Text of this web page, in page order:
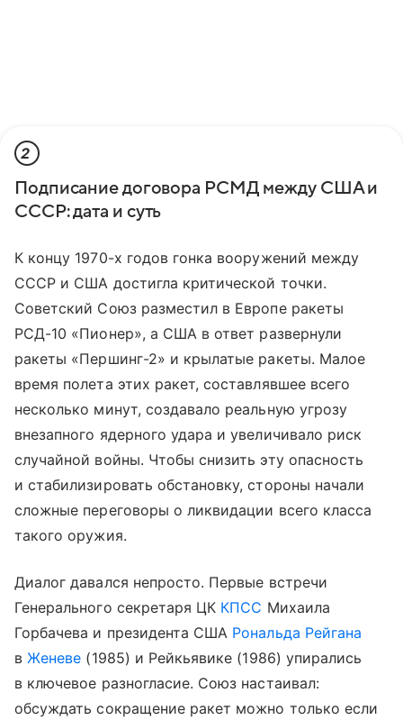
2
Подписание договора РСМД между США и
СССР: дата и суть
К концу 1970-х годов гонка вооружений между
СССР и США достигла критической точки.
Советский Союз разместил в Европе ракеты
РСД-10 «Пионер», а США в ответ развернули
ракеты «Першинг-2» и крылатые ракеты. Малое
время полета этих ракет, составлявшее всего
несколько минут, создавало реальную угрозу
внезапного ядерного удара и увеличивало риск
случайной войны. Чтобы снизить эту опасность
и стабилизировать обстановку, стороны начали
сложные переговоры о ликвидации всего класса
такого оружия.
Диалог давался непросто. Первые встречи
Генерального секретаря ЦК КПСС Михаила
Горбачева и президента США Рональда Рейгана
вЖеневе (1985) и Рейкьявике (1986) упирались
в ключевое разногласие. Союз настаивал:
обсуждать сокращение ракет можно только если